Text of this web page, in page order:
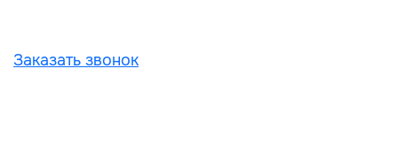
Заказать звонок